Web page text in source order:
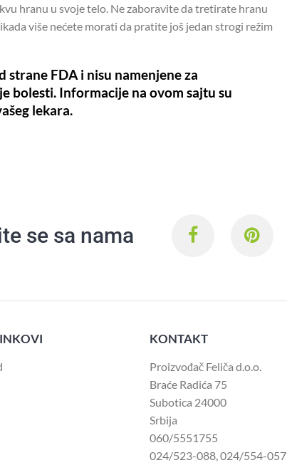
hranu u svoje telo. Ne zaboravite da tretirate hranu
više nećete morati da pratite još jedan strogi režim
strane FDA i nisu namenjene za
bolesti. Informacije na ovom sajtu su
lekara.
se sa nama
KONTAKT
Proizvođač Feliča d.o.o.
Braće Radića 75
Subotica 24000
Srbija
060/5551755
024/523-088,024/554-057